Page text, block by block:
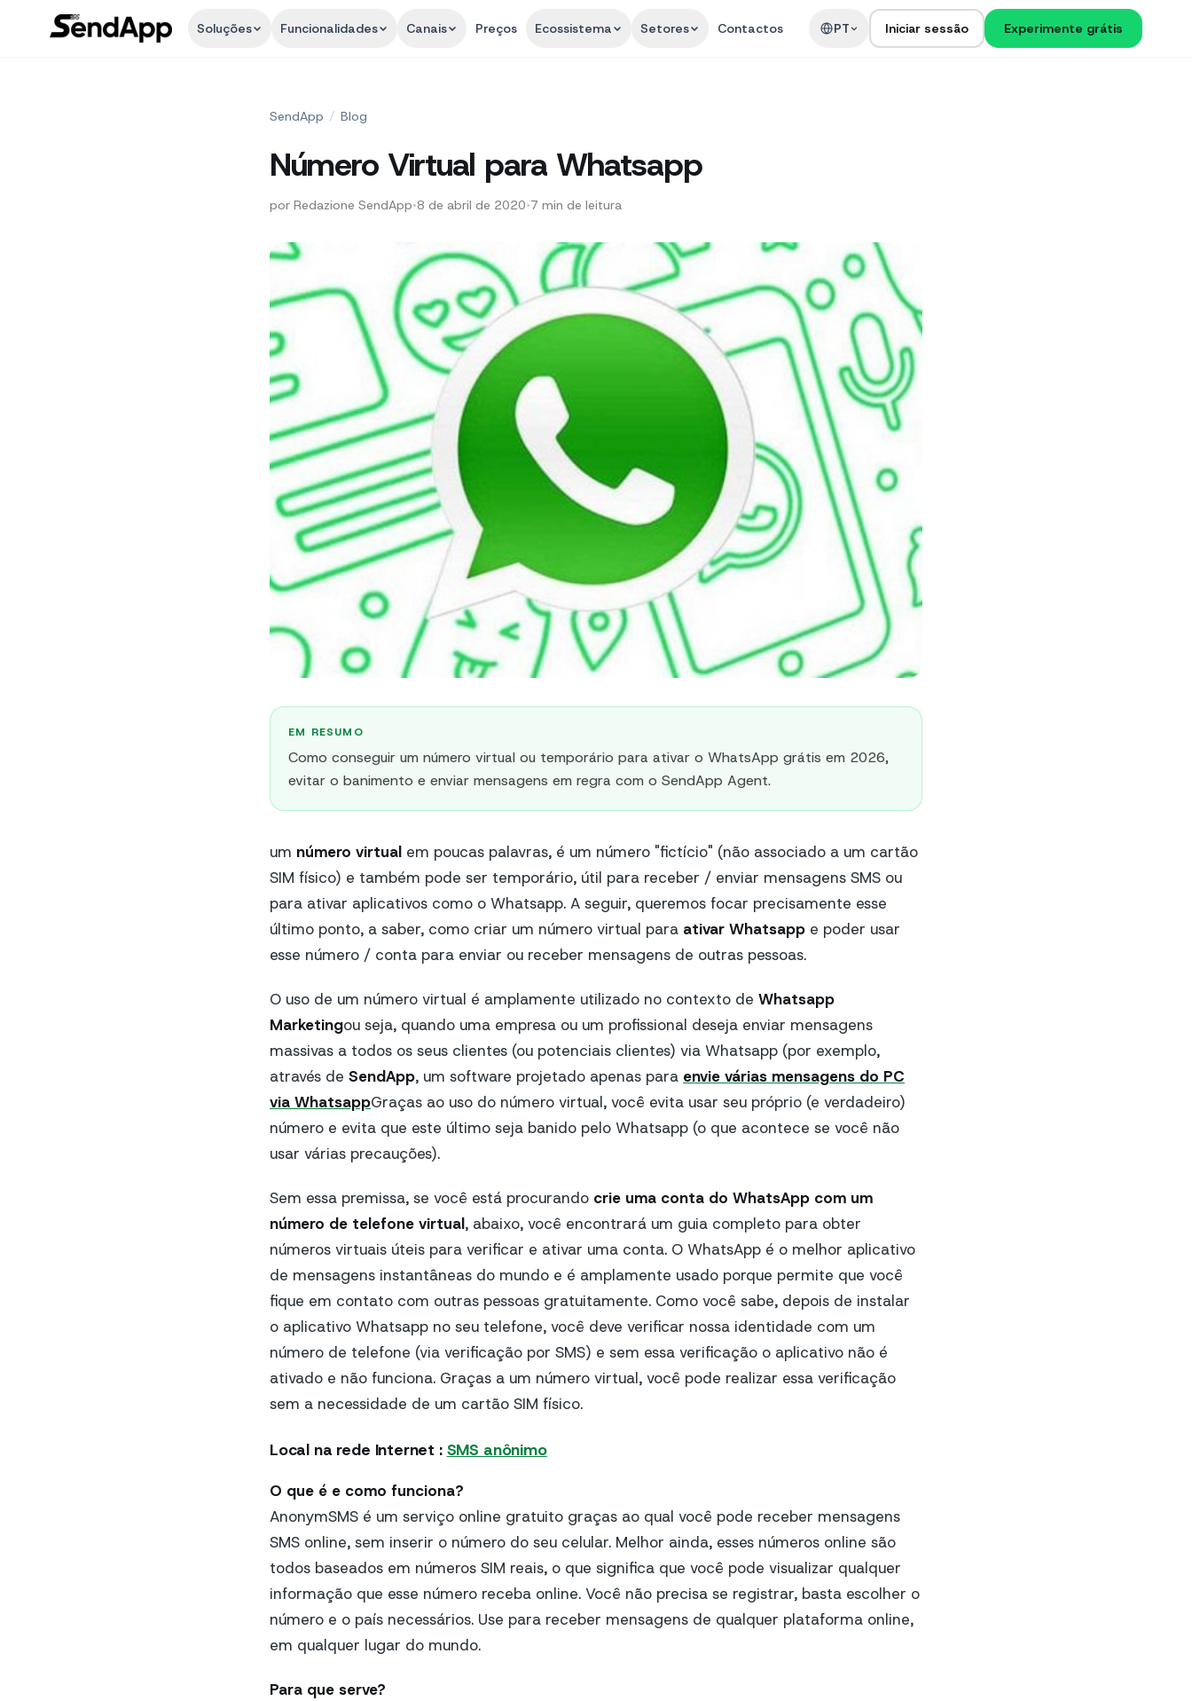
Soluções Funcionalidades Canais Preços Ecossistema Setores Contactos PT Iniciar sessão Experimente grátis
SendApp / Blog
Número Virtual para Whatsapp
por Redazione SendApp•8 de abril de 2020•7 min de leitura
EM RESUMO
Como conseguir um número virtual ou temporário para ativar o WhatsApp grátis em 2026,
evitar o banimento e enviar mensagens em regra com o SendApp Agent.
um número virtual em poucas palavras, é um número "fictício" (não associado a um cartão
SIM físico) e também pode ser temporário, útil para receber / enviar mensagens SMS ou
para ativar aplicativos como o Whatsapp. A seguir, queremos focar precisamente esse
último ponto, a saber, como criar um número virtual para ativar Whatsapp e poder usar
esse número / conta para enviar ou receber mensagens de outras pessoas.
O uso de um número virtual é amplamente utilizado no contexto de Whatsapp
Marketingou seja, quando uma empresa ou um profissional deseja enviar mensagens
massivas a todos os seus clientes (ou potenciais clientes) via Whatsapp (por exemplo,
através de SendApp, um software projetado apenas para envie várias mensagens do PC
via WhatsappGraças ao uso do número virtual, você evita usar seu próprio (e verdadeiro)
número e evita que este último seja banido pelo Whatsapp (o que acontece se você não
usar várias precauções).
Sem essa premissa, se você está procurando crie uma conta do WhatsApp com um
número de telefone virtual, abaixo, você encontrará um guia completo para obter
números virtuais úteis para verificar e ativar uma conta. O WhatsApp é o melhor aplicativo
de mensagens instantâneas do mundo e é amplamente usado porque permite que você
fique em contato com outras pessoas gratuitamente. Como você sabe, depois de instalar
o aplicativo Whatsapp no seu telefone, você deve verificar nossa identidade com um
número de telefone (via verificação por SMS) e sem essa verificação o aplicativo não é
ativado e não funciona. Graças a um número virtual, você pode realizar essa verificação
sem a necessidade de um cartão SIM físico.
Local na rede Internet : SMS anônimo
O que é e como funciona?
AnonymSMS é um serviço online gratuito graças ao qual você pode receber mensagens
SMS online, sem inserir o número do seu celular. Melhor ainda, esses números online são
todos baseados em números SIM reais, o que significa que você pode visualizar qualquer
informação que esse número receba online. Você não precisa se registrar, basta escolher o
número e o país necessários. Use para receber mensagens de qualquer plataforma online,
em qualquer lugar do mundo.
Para que serve?